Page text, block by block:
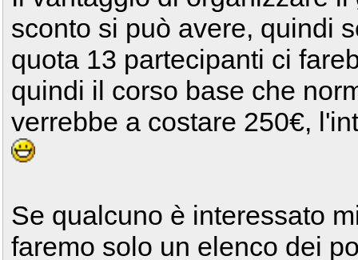
sconto si può avere, quindi
quota 13 partecipanti ci
quindi il corso base che
verrebbe a costare 250€,
Se qualcuno è interessato
faremo solo un elenco dei